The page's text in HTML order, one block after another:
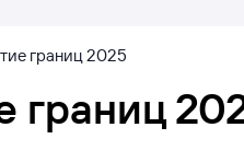
границ 2025
границ